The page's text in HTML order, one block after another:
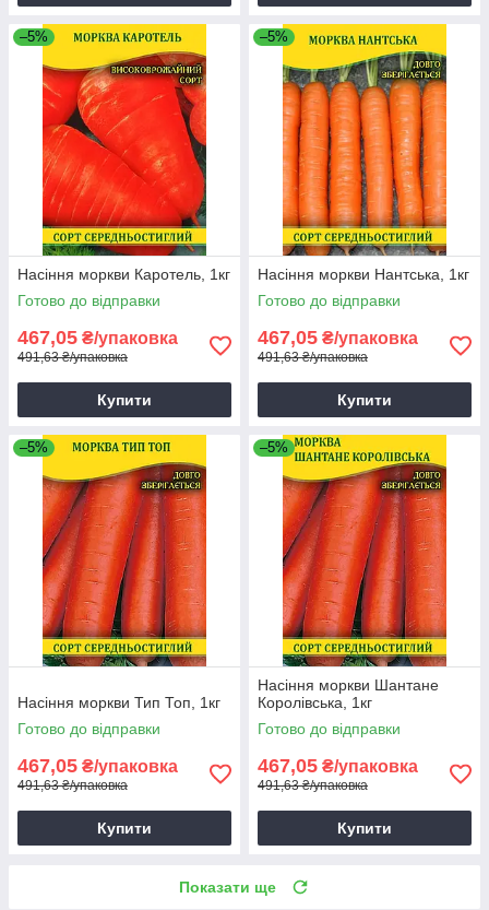
–5%
Насіння моркви Каротель, 1кг
Готово до відправки
467,05 ₴/упаковка
491,63 ₴/упаковка
Купити
–5%
Насіння моркви Нантська, 1кг
Готово до відправки
467,05 ₴/упаковка
491,63 ₴/упаковка
Купити
–5%
Насіння моркви Тип Топ, 1кг
Готово до відправки
467,05 ₴/упаковка
491,63 ₴/упаковка
Купити
–5%
Насіння моркви Шантане
Королівська, 1кг
Готово до відправки
467,05 ₴/упаковка
491,63 ₴/упаковка
Купити
Показати ще